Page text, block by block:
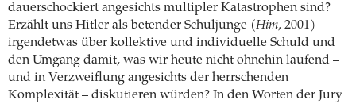
dauerschockiert angesichts multipler Katastrophen sind?
Erzählt uns Hitler als betender Schuljunge (Him, 2001)
irgendetwas über kollektive und individuelle Schuld und
den Umgang damit, was wir heute nicht ohnehin laufend –
und in Verzweiflung angesichts der herrschenden
Komplexität – diskutieren würden? In den Worten der Jury